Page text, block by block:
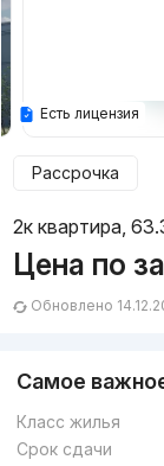
Есть лицензия
Рассрочка
2к квартира,
Цена по
Обновлено
Самое
Класс жилья
Срок сдачи